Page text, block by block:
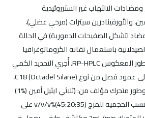
الالتهاب غير الستيروئيدية
والأورفينادرين سيترات (مرخي عضلي)،
لتشكل الصفيحات الدمورية) في الحالة
باستعمال تقانة الكروماتوغرافيا
السائلة عالية الآداء ذات الطور المعكوس RP-HPLC. أُجري التحديد الكمي
والفصل الكروماتوغرافي على عمود فصل من نوع C18 (Octadel Silane)،
بأبعاد (250x4.6mm,5μm) وطور متحرك مؤلف من: (ثلاثي ايثيل أمين (%1)
ميثانول استونتريل) وفق النسب الحجمية للمزج v/v/v%(45:20:35) على